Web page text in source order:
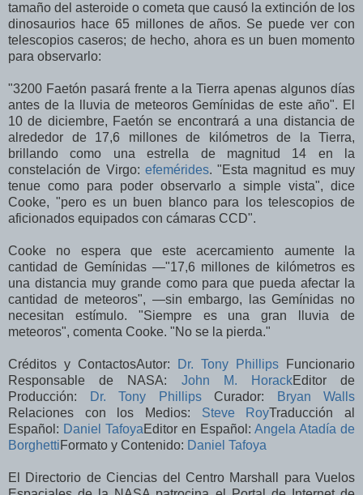
tamaño del asteroide o cometa que causó la extinción de los
dinosaurios hace 65 millones de años. Se puede ver con
telescopios caseros; de hecho, ahora es un buen momento
para observarlo:
"3200 Faetón pasará frente a la Tierra apenas algunos días
antes de la lluvia de meteoros Gemínidas de este año". El
10 de diciembre, Faetón se encontrará a una distancia de
alrededor de 17,6 millones de kilómetros de la Tierra,
brillando como una estrella de magnitud 14 en la
constelación de Virgo: efemérides. "Esta magnitud es muy
tenue como para poder observarlo a simple vista", dice
Cooke, "pero es un buen blanco para los telescopios de
aficionados equipados con cámaras CCD".
Cooke no espera que este acercamiento aumente la
cantidad de Gemínidas —"17,6 millones de kilómetros es
una distancia muy grande como para que pueda afectar la
cantidad de meteoros", —sin embargo, las Gemínidas no
necesitan estímulo. "Siempre es una gran lluvia de
meteoros", comenta Cooke. "No se la pierda."
Créditos y ContactosAutor: Dr. Tony Phillips Funcionario
Responsable de NASA: John M. HorackEditor de
Producción:
Dr. Tony PhillipsCurador:
Bryan Walls
Relaciones con los Medios: Steve RoyTraducción al
Español: Daniel TafoyaEditor en Español: Angela Atadía de
BorghettiFormato y Contenido: Daniel Tafoya
El Directorio de Ciencias del Centro Marshall para Vuelos